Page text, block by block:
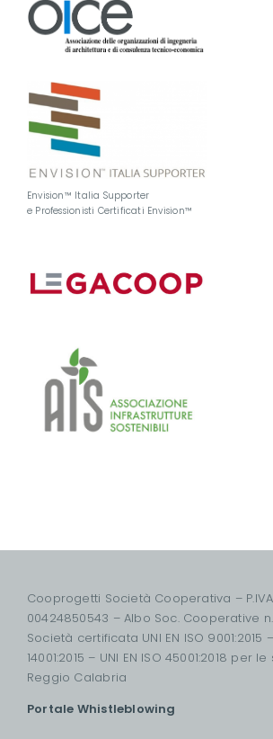
Envision™ Italia Supporter
e Professionisti Certificati Envision™
Cooprogetti Società Cooperativa – P.IVA
00424850543 – Albo Soc. Cooperative n.
Società certificata UNI EN ISO 9001:2015 –
14001:2015 – UNI EN ISO 45001:2018 per
Reggio Calabria
Portale Whistleblowing